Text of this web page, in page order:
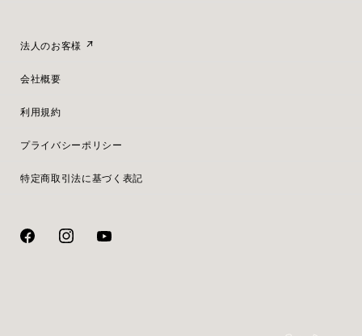
法人のお客様
会社概要
利用規約
プライバシーポリシー
特定商取引法に基づく表記